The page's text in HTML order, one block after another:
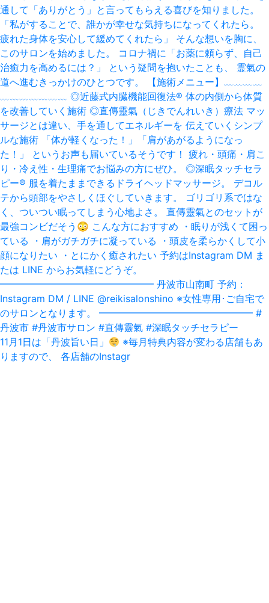
11月1日は「丹波旨い日」‪
‬ ※毎月特典内容が変わる店舗もあ
りますので、 各店舗のInstagr